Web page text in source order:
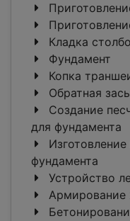
Кладка
Фундамент
Копка
Обратная
Создание
для фундамента
фундамента
Устройство
Армирование